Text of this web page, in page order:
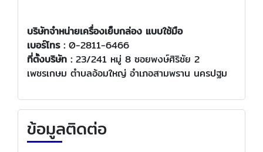
บริษัทจำหน่ายเครื่องเย็บกล่อง แบบใช้มือ
เบอร์โทร : 0-2811-6466
ที่ตั้งบริษัท : 23/241 หมู่ 8 ซอยพงษ์ศิริชัย 2
เพชรเกษม ตำบลอ้อมใหญ่ อำเภอสามพราน นครปฐม
ข้อมูลติดต่อ